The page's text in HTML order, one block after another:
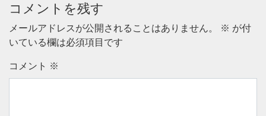
コメントを残す
メールアドレスが公開されることはありません。 ※ が付
いている欄は必須項目です
コメント ※